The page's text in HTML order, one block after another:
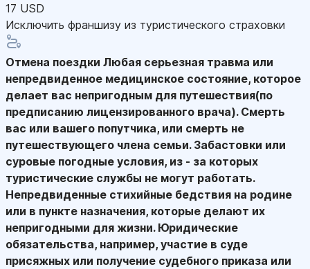
17 USD
Исключить франшизу из туристического страховки
Отмена поездки Любая серьезная травма или
непредвиденное медицинское состояние, которое
делает вас непригодным для путешествия(по
предписанию лицензированного врача). Смерть
вас или вашего попутчика, или смерть не
путешествующего члена семьи. Забастовки или
суровые погодные условия, из - за которых
туристические службы не могут работать.
Непредвиденные стихийные бедствия на родине
или в пункте назначения, которые делают их
непригодными для жизни. Юридические
обязательства, например, участие в суде
присяжных или получение судебного приказа или